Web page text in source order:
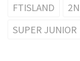
FTISLAND
SUPER JUNIOR